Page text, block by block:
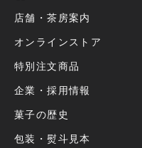
店舗・茶房案内
オンラインストア
特別注文商品
企業・採用情報
菓子の歴史
包装・熨斗見本